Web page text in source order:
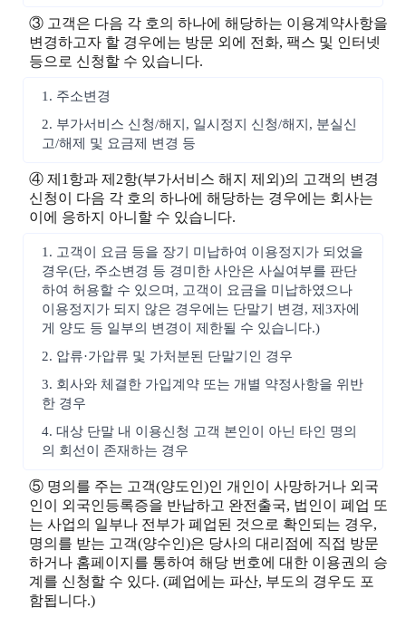
③ 고객은 다음 각 호의 하나에 해당하는 이용계약사항을
변경하고자 할 경우에는 방문 외에 전화, 팩스 및 인터넷
등으로 신청할 수 있습니다.
1. 주소변경
2. 부가서비스 신청/해지, 일시정지 신청/해지, 분실신
고/해제 및 요금제 변경 등
④ 제1항과 제2항(부가서비스 해지 제외)의 고객의 변경
신청이 다음 각 호의 하나에 해당하는 경우에는 회사는
이에 응하지 아니할 수 있습니다.
1. 고객이 요금 등을 장기 미납하여 이용정지가 되었을
경우(단, 주소변경 등 경미한 사안은 사실여부를 판단
하여 허용할 수 있으며, 고객이 요금을 미납하였으나
이용정지가 되지 않은 경우에는 단말기 변경, 제3자에
게 양도 등 일부의 변경이 제한될 수 있습니다.)
2. 압류·가압류 및 가처분된 단말기인 경우
3. 회사와 체결한 가입계약 또는 개별 약정사항을 위반
한 경우
4. 대상 단말 내 이용신청 고객 본인이 아닌 타인 명의
의 회선이 존재하는 경우
⑤ 명의를 주는 고객(양도인)인 개인이 사망하거나 외국
인이 외국인등록증을 반납하고 완전출국, 법인이 폐업 또
는 사업의 일부나 전부가 폐업된 것으로 확인되는 경우,
명의를 받는 고객(양수인)은 당사의 대리점에 직접 방문
하거나 홈페이지를 통하여 해당 번호에 대한 이용권의 승
계를 신청할 수 있다. (폐업에는 파산, 부도의 경우도 포
함됩니다.)